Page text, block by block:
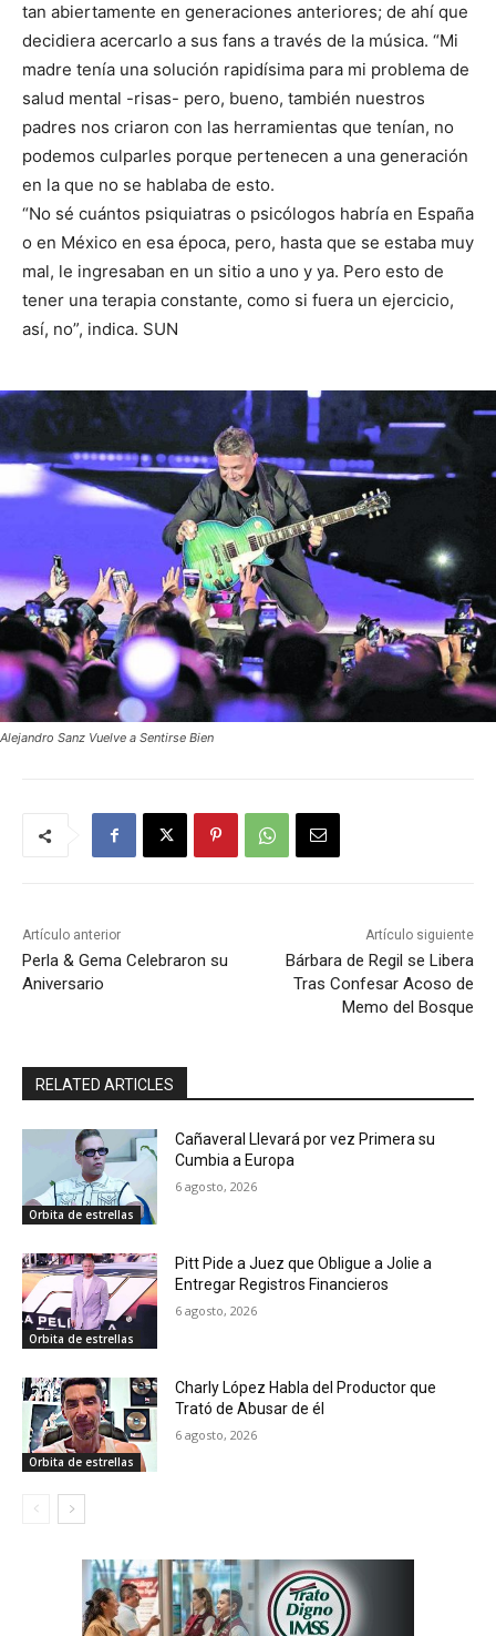
tan abiertamente en generaciones anteriores; de ahí que
decidiera acercarlo a sus fans a través de la música. “Mi
madre tenía una solución rapidísima para mi problema de
salud mental -risas- pero, bueno, también nuestros
padres nos criaron con las herramientas que tenían, no
podemos culparles porque pertenecen a una generación
en la que no se hablaba de esto.
“No sé cuántos psiquiatras o psicólogos habría en España
o en México en esa época, pero, hasta que se estaba muy
mal, le ingresaban en un sitio a uno y ya. Pero esto de
tener una terapia constante, como si fuera un ejercicio,
así, no”, indica. SUN
Alejandro Sanz Vuelve a Sentirse Bien
Artículo anterior
Perla & Gema Celebraron su
Aniversario
Artículo siguiente
Bárbara de Regil se Libera
Tras Confesar Acoso de
Memo del Bosque
RELATED ARTICLES
Orbita de estrellas
Cañaveral Llevará por vez Primera su
Cumbia a Europa
6 agosto, 2026
Orbita de estrellas
Pitt Pide a Juez que Obligue a Jolie a
Entregar Registros Financieros
6 agosto, 2026
Orbita de estrellas
Charly López Habla del Productor que
Trató de Abusar de él
6 agosto, 2026